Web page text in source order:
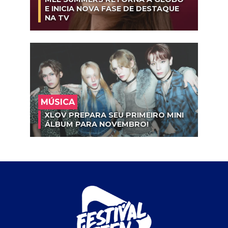
E INICIA NOVA FASE DE DESTAQUE
NA TV
MÚSICA
XLOV PREPARA SEU PRIMEIRO MINI
ÁLBUM PARA NOVEMBRO!